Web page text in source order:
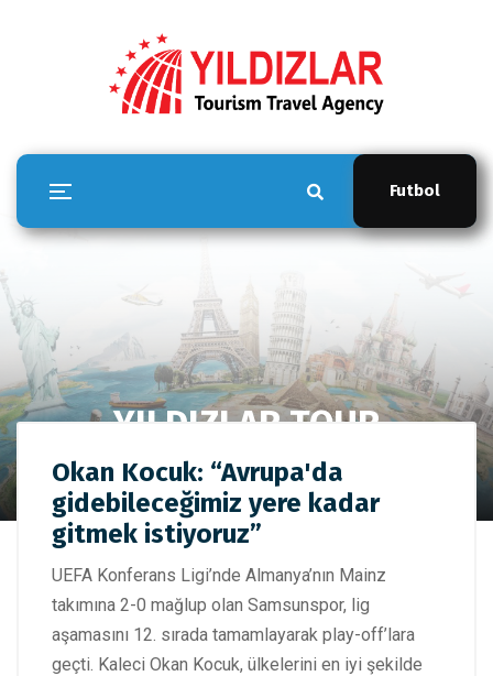
Futbol
YILDIZLAR TOUR
Anasayfa
YILDIZLAR TOUR
Okan Kocuk: “Avrupa'da gidebileceğimiz yere kadar gitmek
istiyoruz”
Okan Kocuk: “Avrupa'da
gidebileceğimiz yere kadar
gitmek istiyoruz”
UEFA Konferans Ligi’nde Almanya’nın Mainz
takımına 2-0 mağlup olan Samsunspor, lig
aşamasını 12. sırada tamamlayarak play-off’lara
geçti. Kaleci Okan Kocuk, ülkelerini en iyi şekilde